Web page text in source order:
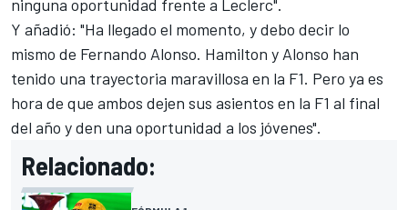
ninguna oportunidad frente a Leclerc".
Y añadió: "Ha llegado el momento, y debo decir lo
mismo de Fernando Alonso. Hamilton y Alonso han
tenido una trayectoria maravillosa en la F1. Pero ya es
hora de que ambos dejen sus asientos en la F1 al final
del año y den una oportunidad a los jóvenes".
Relacionado: